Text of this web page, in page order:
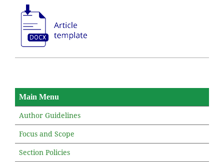
Main Menu
Author Guidelines
Focus and Scope
Section Policies